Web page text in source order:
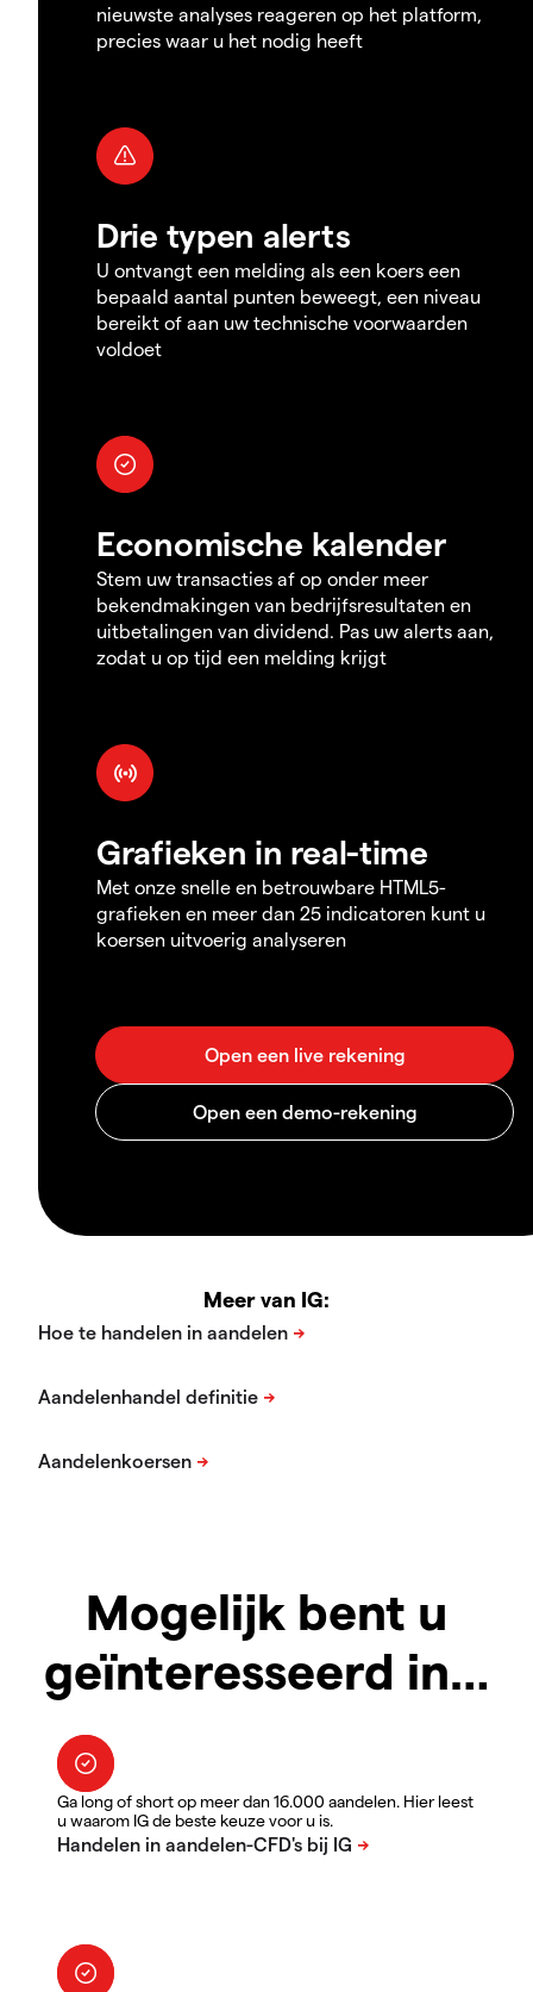
nieuwste analyses reageren op het platform,
precies waar u het nodig heeft
Drie typen alerts
U ontvangt een melding als een koers een
bepaald aantal punten beweegt, een niveau
bereikt of aan uw technische voorwaarden
voldoet
Economische kalender
Stem uw transacties af op onder meer
bekendmakingen van bedrijfsresultaten en
uitbetalingen van dividend. Pas uw alerts aan,
zodat u op tijd een melding krijgt
Grafieken in real-time
Met onze snelle en betrouwbare HTML5-
grafieken en meer dan 25 indicatoren kunt u
koersen uitvoerig analyseren
Meer van IG:
Mogelijk bent u
geïnteresseerd in…
Ga long of short op meer dan 16.000 aandelen. Hier leest
u waarom IG de beste keuze voor u is.